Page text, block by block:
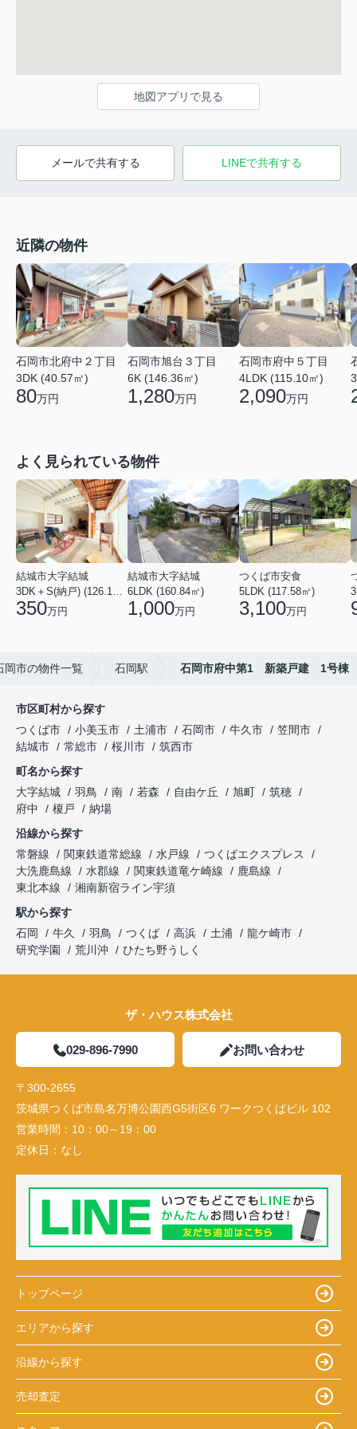
地図アプリで見る
メールで共有する LINEで共有する
近隣の物件
石岡市北府中２丁目
3DK (40.57㎡)
80万円
石岡市旭台３丁目
6K (146.36㎡)
1,280万円
石岡市府中５丁目
4LDK (115.10㎡)
2,090万円
よく見られている物件
結城市大字結城
3DK＋S(納戸) (126.19㎡)
350万円
結城市大字結城
6LDK (160.84㎡)
1,000万円
つくば市安食
5LDK (117.58㎡)
3,100万円
岡市の物件一覧 石岡駅 石岡市府中第1 新築戸建 1号棟
市区町村から探す
つくば市
小美玉市 土浦市 石岡市 牛久市
笠間市
結城市
常総市 桜川市
筑西市
町名から探す
大字結城
羽鳥 南 若森 自由ケ丘 旭町
筑穂
府中
榎戸
納場
沿線から探す
常磐線
関東鉄道常総線 水戸線
つくばエクスプレス
大洗鹿島線
水郡線 関東鉄道竜ケ崎線
鹿島線
東北本線
湘南新宿ライン宇須
駅から探す
石岡
牛久 羽鳥 つくば 高浜 土浦
龍ケ崎市
研究学園
荒川沖 ひたち野うしく
ザ・ハウス株式会社
029-896-7990 お問い合わせ
〒300-2655
茨城県つくば市島名万博公園西G5街区6 ワークつくばビル 102
営業時間： 10：00～19：00
定休日： なし
トップページ
エリアから探す
沿線から探す
売却査定